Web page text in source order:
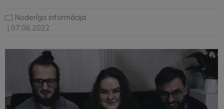
Noderīga informācija
| 07.06.2022